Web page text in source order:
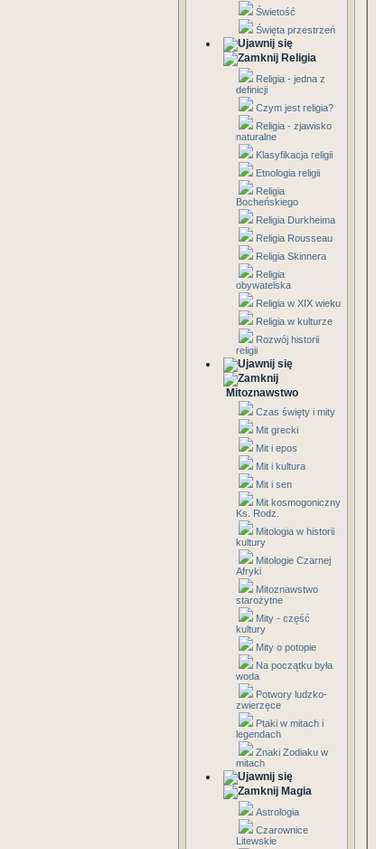
Świetość
Święta przestrzeń
Religia
Religia - jedna z
definicji
Czym jest religia?
Religia - zjawisko
naturalne
Klasyfikacja religii
Etnologia religii
Religia
Bocheńskiego
Religia Durkheima
Religia Rousseau
Religia Skinnera
Religia
obywatelska
Religia w XIX wieku
Religia w kulturze
Rozwój historii
religii
Mitoznawstwo
Czas święty i mity
Mit grecki
Mit i epos
Mit i kultura
Mit i sen
Mit kosmogoniczny
Ks. Rodz.
Mitologia w historii
kultury
Mitologie Czarnej
Afryki
Mitoznawstwo
starożytne
Mity - część
kultury
Mity o potopie
Na początku była
woda
Potwory ludzko-
zwierzęce
Ptaki w mitach i
legendach
Znaki Zodiaku w
mitach
Magia
Astrologia
Czarownice
Litewskie